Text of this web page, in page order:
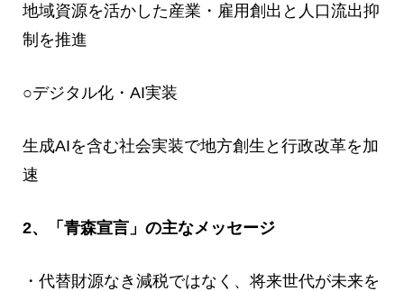
地域資源を活かした産業・雇用創出と人口流出抑
制を推進
○デジタル化・AI実装
生成AIを含む社会実装で地方創生と行政改革を加
速
2、「青森宣言」の主なメッセージ
・代替財源なき減税ではなく、将来世代が未来を